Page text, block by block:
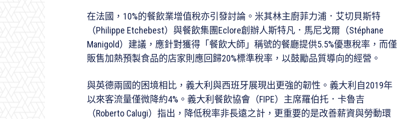
在法國，10%的餐飲業增值稅亦引發討論。米其林主廚菲力浦．艾切貝斯特
（Philippe Etchebest）與餐飲集團Eclore創辦人斯特凡．馬尼戈爾（Stéphane
Manigold）建議，應針對獲得「餐飲大師」稱號的餐廳提供5.5%優惠稅率，而僅
販售加熱預製食品的店家則應回歸20%標準稅率，以鼓勵品質導向的經營。
與英德兩國的困境相比，義大利與西班牙展現出更強的韌性。義大利自2019年
以來客流量僅微降約4%。義大利餐飲協會（FIPE）主席羅伯托．卡魯吉
（Roberto Calugi）指出，降低稅率非長遠之計，更重要的是改善薪資與勞動環